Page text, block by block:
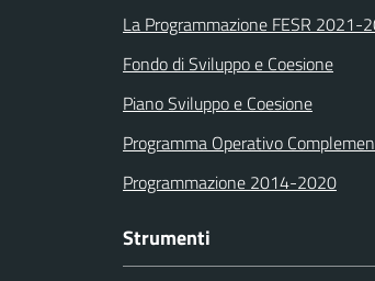
La Programmazione FESR 2021-
Fondo di Sviluppo e Coesione
Piano Sviluppo e Coesione
Programma Operativo
Programmazione 2014-2020
Strumenti